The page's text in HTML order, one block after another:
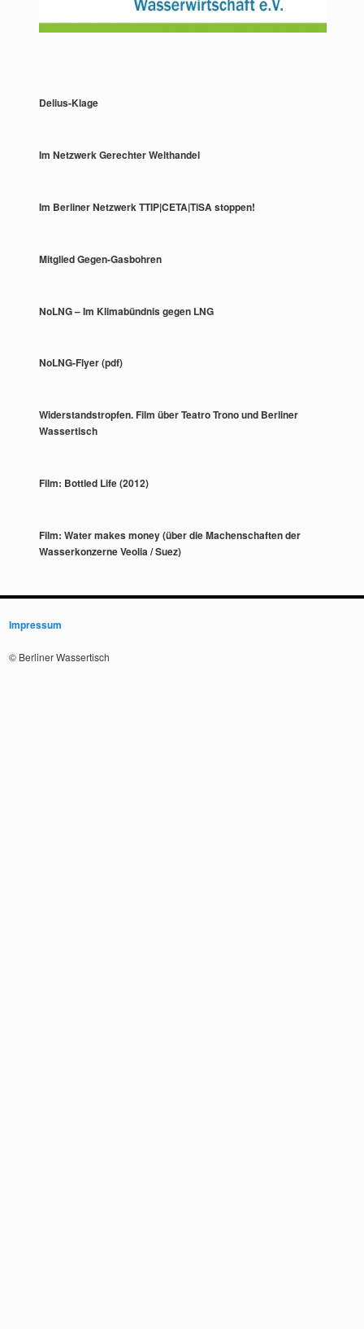
Delius-Klage
Im Netzwerk Gerechter Welthandel
Im Berliner Netzwerk TTIP|CETA|TiSA stoppen!
Mitglied Gegen-Gasbohren
NoLNG – Im Klimabündnis gegen LNG
NoLNG-Flyer (pdf)
Widerstandstropfen. Film über Teatro Trono und Berliner
Wassertisch
Film: Bottled Life (2012)
Film: Water makes money (über die Machenschaften der
Wasserkonzerne Veolia / Suez)
Impressum
© Berliner Wassertisch